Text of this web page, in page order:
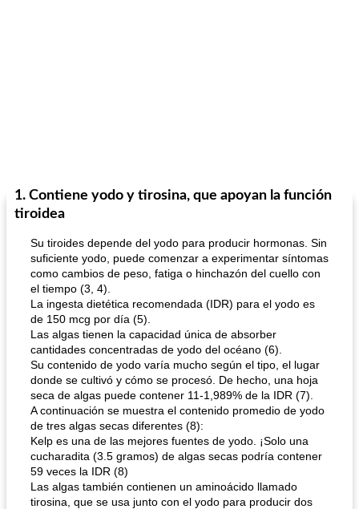
1. Contiene yodo y tirosina, que apoyan la función
tiroidea
Su tiroides depende del yodo para producir hormonas. Sin
suficiente yodo, puede comenzar a experimentar síntomas
como cambios de peso, fatiga o hinchazón del cuello con
el tiempo (3, 4).
La ingesta dietética recomendada (IDR) para el yodo es
de 150 mcg por día (5).
Las algas tienen la capacidad única de absorber
cantidades concentradas de yodo del océano (6).
Su contenido de yodo varía mucho según el tipo, el lugar
donde se cultivó y cómo se procesó. De hecho, una hoja
seca de algas puede contener 11-1,989% de la IDR (7).
A continuación se muestra el contenido promedio de yodo
de tres algas secas diferentes (8):
Kelp es una de las mejores fuentes de yodo. ¡Solo una
cucharadita (3.5 gramos) de algas secas podría contener
59 veces la IDR (8)
Las algas también contienen un aminoácido llamado
tirosina, que se usa junto con el yodo para producir dos